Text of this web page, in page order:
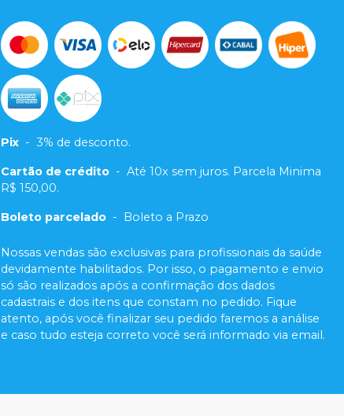
Pix - 3% de desconto.
Cartão de crédito - Até 10x sem juros. Parcela Minima
R$ 150,00.
Boleto parcelado - Boleto a Prazo
Nossas vendas são exclusivas para profissionais da saúde
devidamente habilitados. Por isso, o pagamento e envio
só são realizados após a confirmação dos dados
cadastrais e dos itens que constam no pedido. Fique
atento, após você finalizar seu pedido faremos a análise
e caso tudo esteja correto você será informado via email.